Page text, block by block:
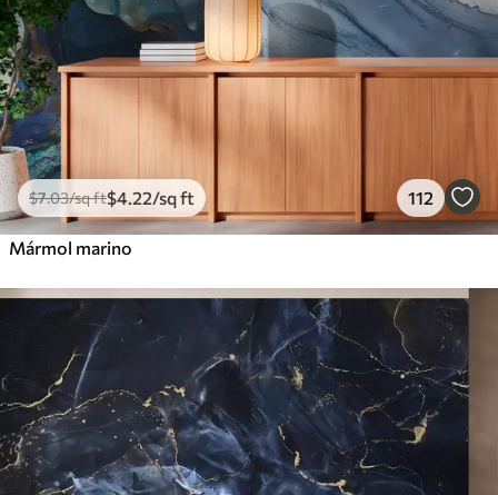
$7.03/sq ft$4 .22/sq ft 112
Mármol marino